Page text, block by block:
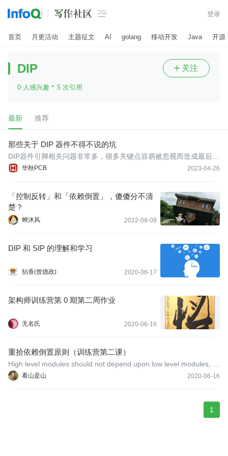
 登录
首页 月更活动 主题征文 AI golang 移动开发 Java 开源
DIP
0 人感兴趣 · 5 次引用
 关注
最新 推荐
那些关于 DIP 器件不得不说的坑
华秋PCB 2023-04-26
DIP器件引脚相关问题非常多，很多关键点容易被忽视而造成最后废
板，避免该问题有什么好办法？
「控制反转」和「依赖倒置」，傻傻分不清
楚？
蝉沐风 2022-08-08
DIP 和 SIP 的理解和学习
拈香(曾德政) 2020-06-17
架构师训练营第 0 期第二周作业
无名氏 2020-06-16
重拾依赖倒置原则（训练营第二课）
看山是山 2020-06-16
High level modules should not depend upon low level modules, B
oth should depend upon abstractions.Abstractions should not dep
1